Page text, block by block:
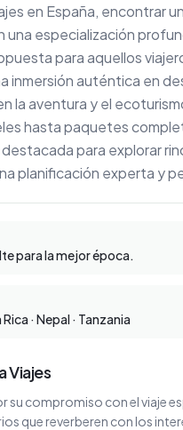
en España, encontrar
especialización
para aquellos
inmersión auténtica en
la aventura y el
hasta paquetes
para explorar
planificación experta y
para la mejor época.
· Nepal · Tanzania
Viajes
su compromiso con el viaje
que reverberen con los